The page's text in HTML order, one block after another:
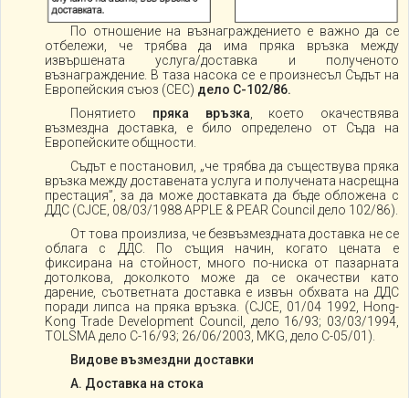
По отношение на възнаграждението е важно да се
отбележи, че трябва да има пряка връзка между
извършената услуга/доставка и полученото
възнаграждение. В таза насока се е произнесъл Съдът на
Европейския съюз (СЕС) дело С-102/86.
Понятието пряка връзка , което окачествява
възмездна доставка, е било определено от Съда на
Европейските общности.
Съдът е постановил, „че трябва да съществува пряка
връзка между доставената услуга и получената насрещна
престация”, за да може доставката да бъде обложена с
ДДС (CJCE, 08/03/1988 APPLE & PEAR Council дело 102/86).
От това произлиза, че безвъзмездната доставка не се
облага с ДДС. По същия начин, когато цената е
фиксирана на стойност, много по-ниска от пазарната
дотолкова, доколкото може да се окачестви като
дарение, съответната доставка е извън обхвата на ДДС
поради липса на пряка връзка. (CJCE, 01/04 1992, Hong-
Kong Trade Development Council, дело 16/93; 03/03/1994,
TOLSMA дело C-16/93; 26/06/2003, MKG, дело C-05/01).
Видове възмездни доставки
А. Доставка на стока